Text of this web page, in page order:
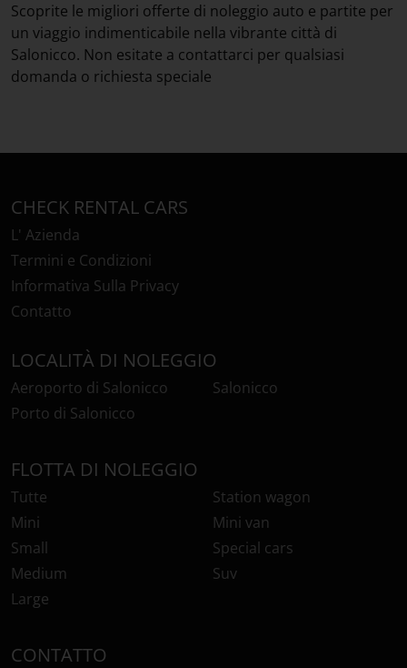
Scoprite le migliori offerte di noleggio auto e partite per
un viaggio indimenticabile nella vibrante città di
Salonicco. Non esitate a contattarci per qualsiasi
domanda o richiesta speciale
CHECK RENTAL CARS
L' Azienda
Termini e Condizioni
Informativa Sulla Privacy
Contatto
LOCALITÀ DI NOLEGGIO
Aeroporto di Salonicco
Porto di Salonicco
Salonicco
FLOTTA DI NOLEGGIO
Tutte
Mini
Small
Medium
Large
Station wagon
Mini van
Special cars
Suv
CONTATTO